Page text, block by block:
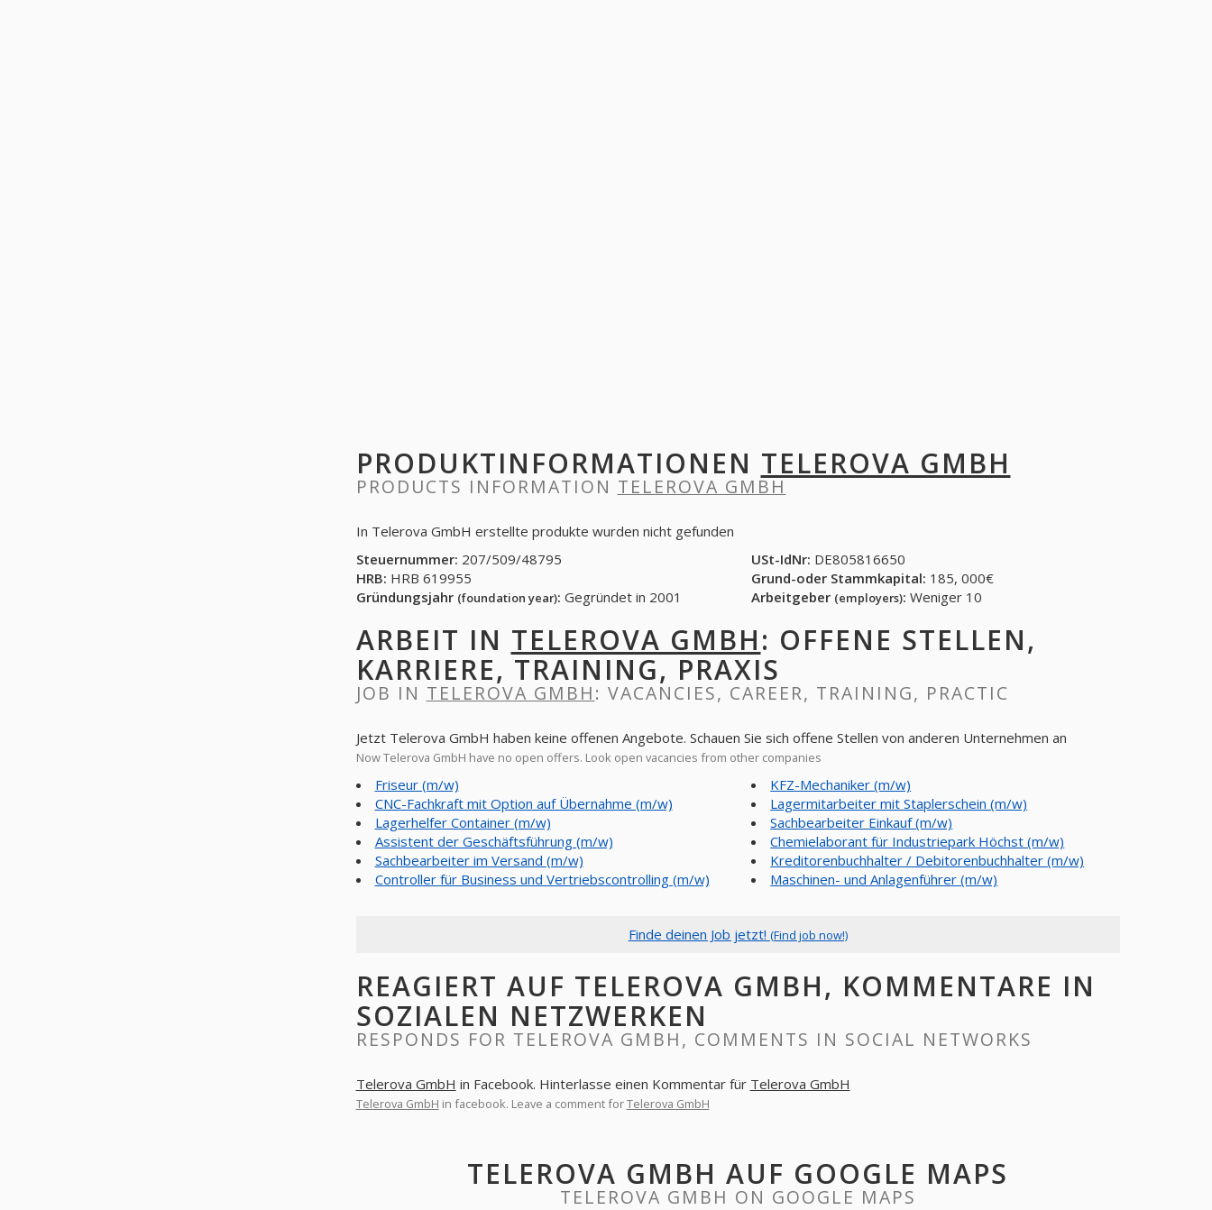
PRODUKTINFORMATIONEN TELEROVA GMBH
PRODUCTS INFORMATION TELEROVA GMBH
In Telerova GmbH erstellte produkte wurden nicht gefunden
Steuernummer: 207/509/48795 USt-IdNr: DE805816650
HRB: HRB 619955 Grund-oder Stammkapital: 185, 000€
Gründungsjahr (foundation year): Gegründet in 2001 Arbeitgeber (employers): Weniger 10
ARBEIT IN TELEROVA GMBH: OFFENE STELLEN,
KARRIERE, TRAINING, PRAXIS
JOB IN TELEROVA GMBH: VACANCIES, CAREER, TRAINING, PRACTIC
Jetzt Telerova GmbH haben keine offenen Angebote. Schauen Sie sich offene Stellen von anderen Unternehmen an
Now Telerova GmbH have no open offers. Look open vacancies from other companies
Friseur (m/w)
CNC-Fachkraft mit Option auf Übernahme (m/w)
Lagerhelfer Container (m/w)
Assistent der Geschäftsführung (m/w)
Sachbearbeiter im Versand (m/w)
Controller für Business und Vertriebscontrolling (m/w)
KFZ-Mechaniker (m/w)
Lagermitarbeiter mit Staplerschein (m/w)
Sachbearbeiter Einkauf (m/w)
Chemielaborant für Industriepark Höchst (m/w)
Kreditorenbuchhalter / Debitorenbuchhalter (m/w)
Maschinen- und Anlagenführer (m/w)
Finde deinen Job jetzt! (Find job now!)
REAGIERT AUF TELEROVA GMBH, KOMMENTARE IN
SOZIALEN NETZWERKEN
RESPONDS FOR TELEROVA GMBH, COMMENTS IN SOCIAL NETWORKS
Telerova GmbH in Facebook. Hinterlasse einen Kommentar für Telerova GmbH
Telerova GmbH in facebook. Leave a comment forTelerova GmbH
TELEROVA GMBH AUF GOOGLE MAPS
TELEROVA GMBH ON GOOGLE MAPS